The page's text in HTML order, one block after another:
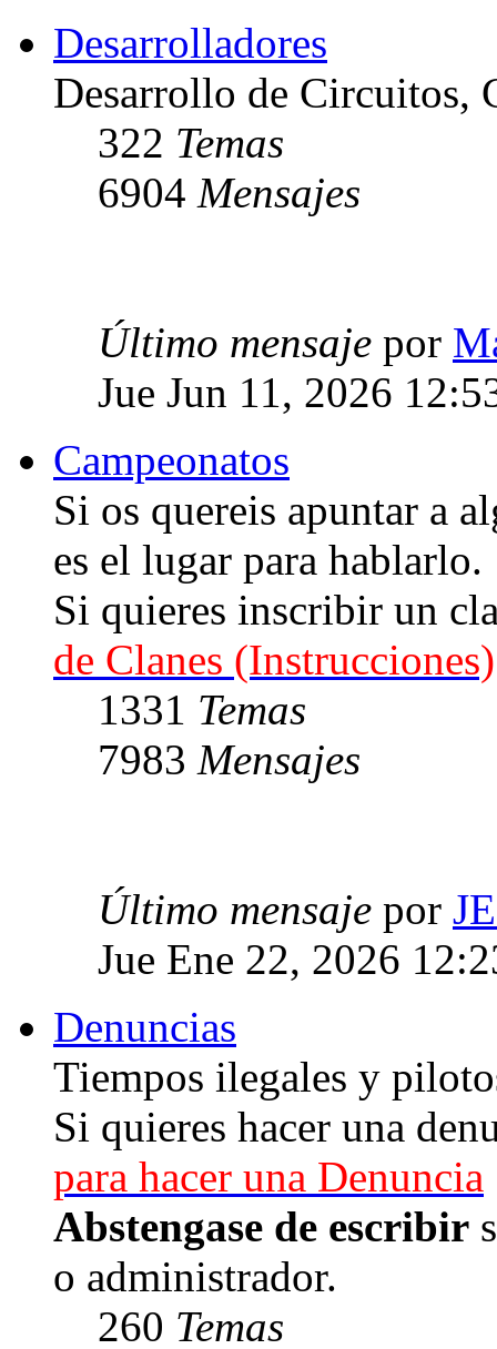
Desarrolladores
Desarrollo de Circuitos,
322 Temas
6904 Mensajes
Último mensaje por
Jue Jun 11, 2026
Campeonatos
Si os quereis apuntar a
es el lugar para hablarlo.
Si quieres inscribir un
de Clanes (Instrucciones)
1331 Temas
7983 Mensajes
Último mensaje por
Jue Ene 22, 2026
Denuncias
Tiempos ilegales y
Si quieres hacer una
para hacer una Denuncia
Abstengase de escribir
o administrador.
260 Temas